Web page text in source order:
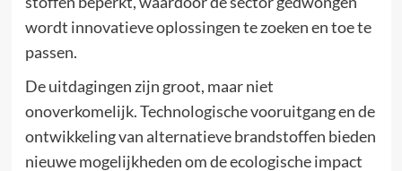
wordt innovatieve oplossingen te zoeken en toe te
passen.
De uitdagingen zijn groot, maar niet
onoverkomelijk. Technologische vooruitgang en de
ontwikkeling van alternatieve brandstoffen bieden
nieuwe mogelijkheden om de ecologische impact